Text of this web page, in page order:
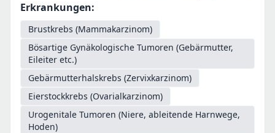
Erkrankungen:
Brustkrebs (Mammakarzinom)
Bösartige Gynäkologische Tumoren (Gebärmutter,
Eileiter etc.)
Gebärmutterhalskrebs (Zervixkarzinom)
Eierstockkrebs (Ovarialkarzinom)
Urogenitale Tumoren (Niere, ableitende Harnwege,
Hoden)